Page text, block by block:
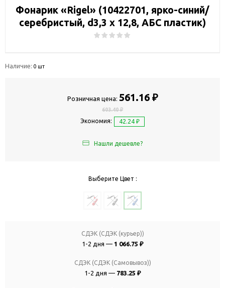
Фонарик «Rigel» (10422701, ярко-синий/
серебристый, d3,3 х 12,8, АБС пластик)
Наличие: 0 шт
Розничная цена: 561.16 ₽
603.40 ₽
Экономия: 42.24 ₽
Нашли дешевле?
Выберите Цвет :
СДЭК (СДЭК (курьер))
1-2 дня — 1 066.75 ₽
СДЭК (СДЭК (Самовывоз))
1-2 дня — 783.25 ₽